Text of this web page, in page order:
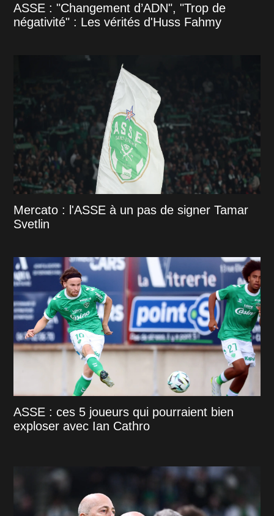
ASSE : "Changement d’ADN", "Trop de
négativité" : Les vérités d'Huss Fahmy
Mercato : l'ASSE à un pas de signer Tamar
Svetlin
ASSE : ces 5 joueurs qui pourraient bien
exploser avec Ian Cathro